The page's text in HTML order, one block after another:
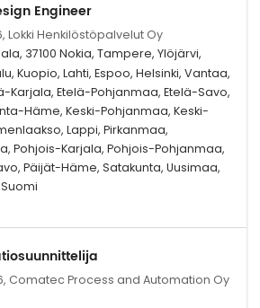
Engineer
Lokki Henkilöstöpalvelut Oy
37100 Nokia, Tampere, Ylöjärvi,
Kuopio, Lahti, Espoo, Helsinki, Vantaa,
Karjala, Etelä-Pohjanmaa, Etelä-Savo,
Häme, Keski-Pohjanmaa, Keski-
Lappi, Pirkanmaa,
Pohjois-Karjala, Pohjois-Pohjanmaa,
Päijät-Häme, Satakunta, Uusimaa,
Comatec Process and Automation Oy